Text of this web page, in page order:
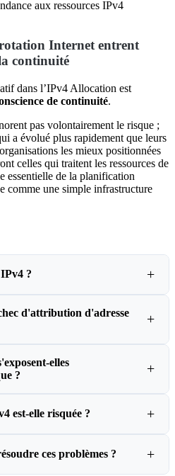
aux ressources IPv4
Internet entrent
continuité
dans l’IPv4 Allocation est
de continuité.
pas volontairement le risque ;
a évolué plus rapidement que leurs
les mieux positionnées
celles qui traitent les ressources de
essentielle de la planification
comme une simple infrastructure
?
d'attribution d'adresse
elles
?
est-elle risquée ?
ces problèmes ?